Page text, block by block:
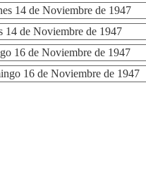
14 de Noviembre de 1947
de Noviembre de 1947
16 de Noviembre de 1947
16 de Noviembre de 1947